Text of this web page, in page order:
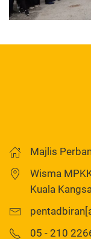
Majlis
Wisma
Kuala
05 - 210